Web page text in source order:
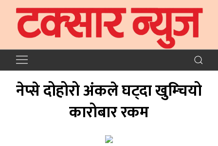
नेप्से दोहोरो अंकले घट्दा खुम्चियो
कारोबार रकम